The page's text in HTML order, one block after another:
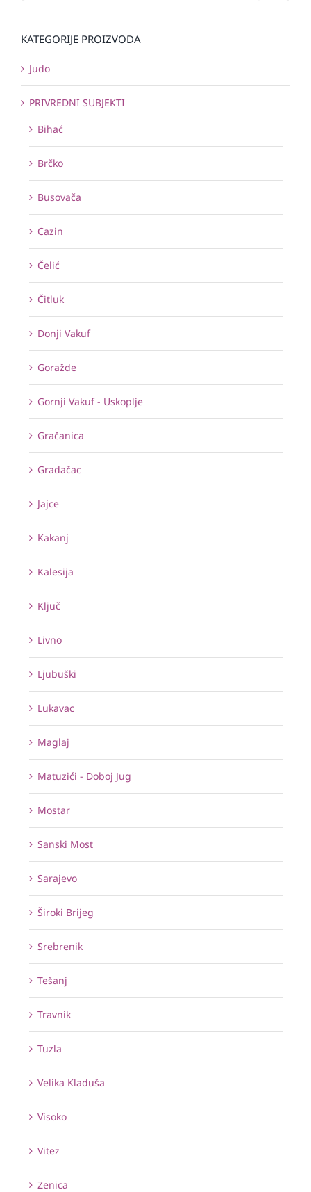
KATEGORIJE PROIZVODA
Judo
PRIVREDNI SUBJEKTI
Bihać
Brčko
Busovača
Cazin
Čelić
Čitluk
Donji Vakuf
Goražde
Gornji Vakuf - Uskoplje
Gračanica
Gradačac
Jajce
Kakanj
Kalesija
Ključ
Livno
Ljubuški
Lukavac
Maglaj
Matuzići - Doboj Jug
Mostar
Sanski Most
Sarajevo
Široki Brijeg
Srebrenik
Tešanj
Travnik
Tuzla
Velika Kladuša
Visoko
Vitez
Zenica